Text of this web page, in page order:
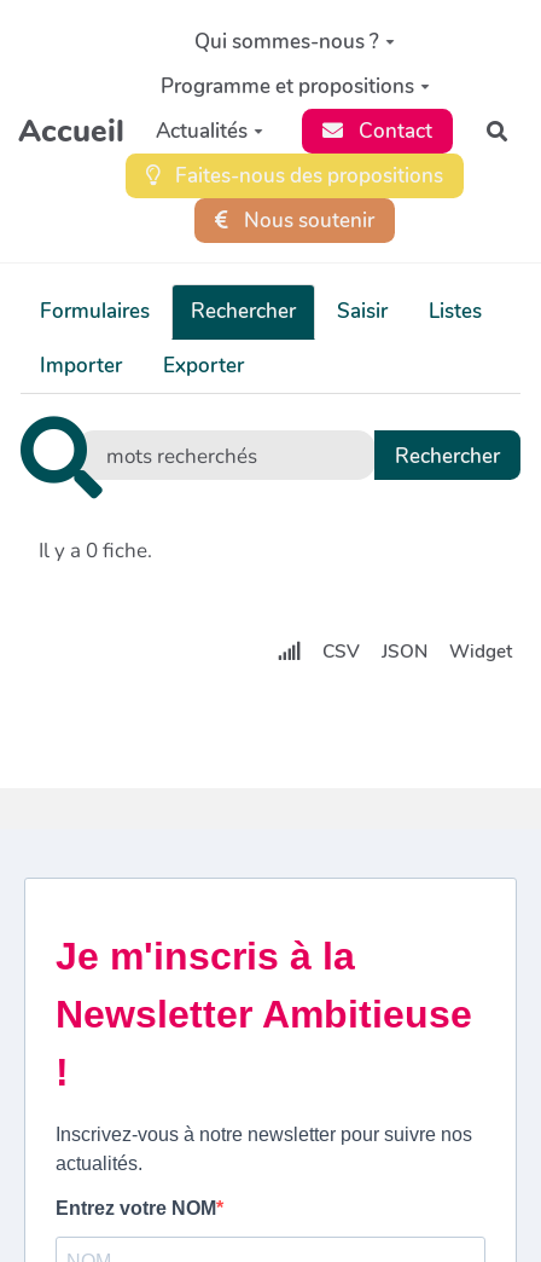
Aller au contenu principal
Accueil
Qui sommes-nous ?
Programme et propositions
Actualités
Contact
Faites-nous des propositions
Nous soutenir
Formulaires Rechercher Saisir
Listes
Importer
Exporter
Il y a 0 fiche.
CSV JSON Widget